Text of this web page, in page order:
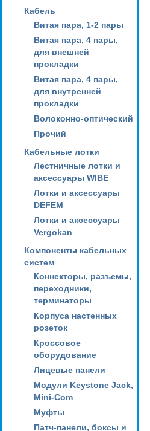
Кабель
Витая пара, 1-2 пары
Витая пара, 4 пары,
для внешней
прокладки
Витая пара, 4 пары,
для внутренней
прокладки
Волоконно-оптический
Прочий
Кабельные лотки
Лестничные лотки и
аксессуары WIBE
Лотки и аксессуары
DEFEM
Лотки и аксессуары
Vergokan
Компоненты кабельных
систем
Коннекторы, разъемы,
переходники,
терминаторы
Корпуса настенных
розеток
Кроссовое
оборудование
Лицевые панели
Модули Keystone Jack,
Mini-Com
Муфты
Патч-панели, боксы и